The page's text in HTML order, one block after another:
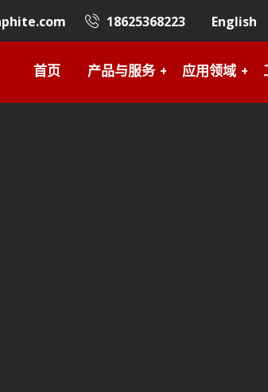
18625368223 English
首页 产品与服务 应用领域